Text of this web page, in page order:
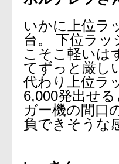
いかに上位ラ
台。 下位ラ
こそこ軽いは
てずっと厳し
代わり上位ラ
6,000発出せ
ガー機の間口
負できそうな